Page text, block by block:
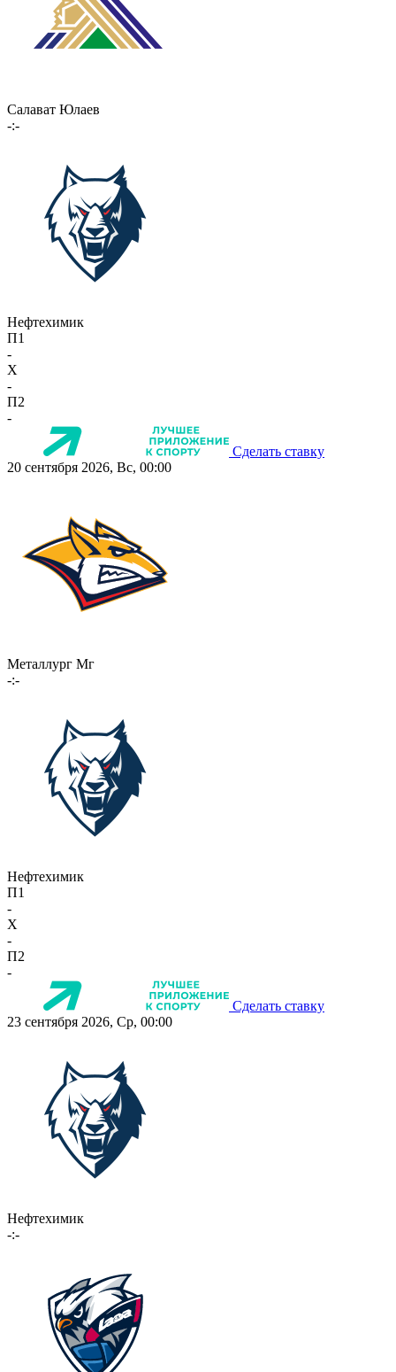
Салават Юлаев
-:-
Нефтехимик
П1
-
X
-
П2
-
Сделать ставку
20 сентября 2026, Вс, 00:00
Металлург Мг
-:-
Нефтехимик
П1
-
X
-
П2
-
Сделать ставку
23 сентября 2026, Ср, 00:00
Нефтехимик
-:-